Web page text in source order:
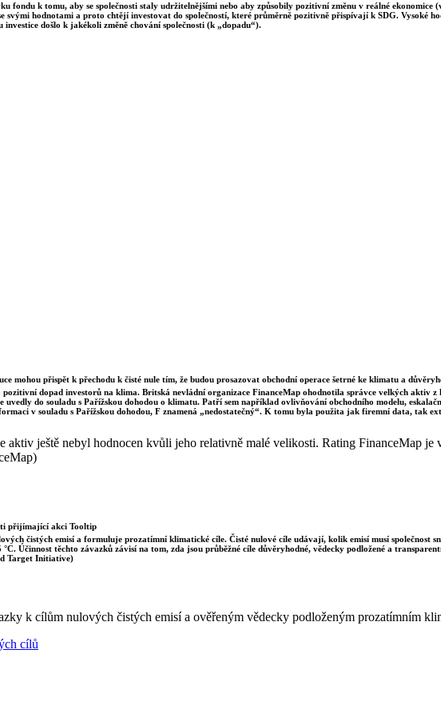
fondu k tomu, aby se společnosti staly udržitelnějšími nebo aby způsobily pozitivní změnu v reálné
hodnotami a proto chtějí investovat do společností, které průměrně pozitivně přispívají k SDG. Vysoké
investice došlo k jakékoli změně chování společnosti (k „dopadu“).
mohou přispět k přechodu k čisté nule tím, že budou prosazovat obchodní operace šetrné ke klimatu a
dopad investorů na klima. Britská nevládní organizace FinanceMap ohodnotila správce velkých
do souladu s Pařížskou dohodou o klimatu. Patří sem například ovlivňování obchodního modelu,
v souladu s Pařížskou dohodou, F znamená „nedostatečný“. K tomu byla použita jak firemní data, tak
aktiv ještě nebyl hodnocen kvůli jeho relativně malé velikosti. Rating FinanceMap
přijímající akci Tooltip
čistých emisí a formuluje prozatímní klimatické cíle. Čisté nulové cíle udávají, kolik emisí musí
Účinnost těchto závazků závisí na tom, zda jsou průběžné cíle důvěryhodné, vědecky podložené a
Target Initiative)
k cílům nulových čistých emisí a ověřeným vědecky podloženým prozatímním
cílů